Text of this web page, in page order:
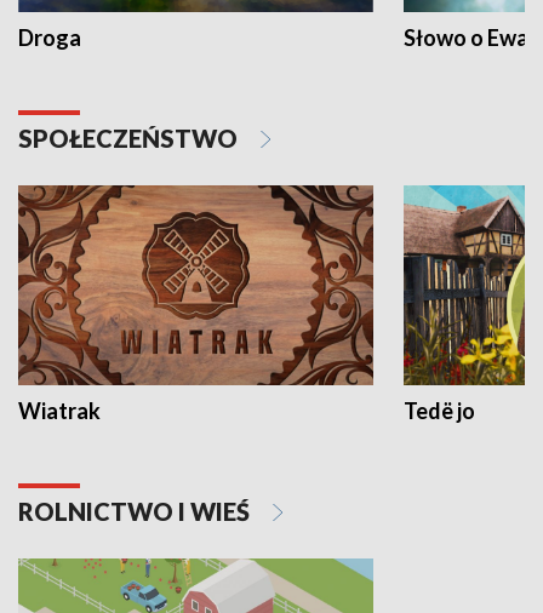
Droga Słowo o
SPOŁECZEŃSTWO
Wiatrak Tedë jo
ROLNICTWO I WIEŚ